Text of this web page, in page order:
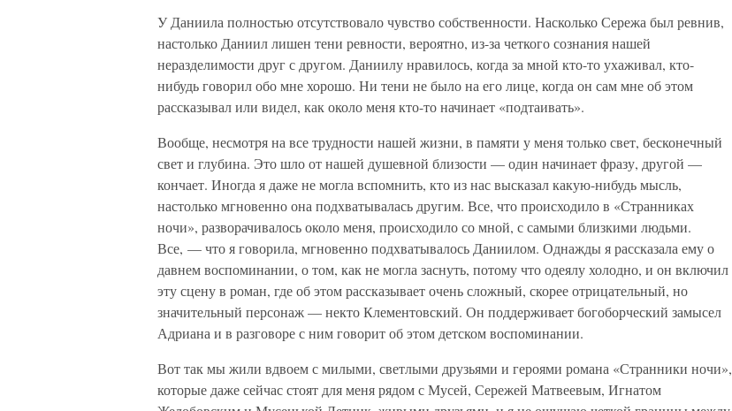
У Даниила полностью отсутствовало чувство собственности. Насколько Сережа был ревнив,
настолько Даниил лишен тени ревности, вероятно, из-за четкого сознания нашей
неразделимости друг с другом. Даниилу нравилось, когда за мной кто-то ухаживал, кто-
нибудь говорил обо мне хорошо. Ни тени не было на его лице, когда он сам мне об этом
рассказывал или видел, как около меня кто-то начинает «подтаивать».
Вообще, несмотря на все трудности нашей жизни, в памяти у меня только свет, бесконечный
свет и глубина. Это шло от нашей душевной близости — один начинает фразу, другой —
кончает. Иногда я даже не могла вспомнить, кто из нас высказал какую-нибудь мысль,
настолько мгновенно она подхватывалась другим. Все, что происходило в «Странниках
ночи», разворачивалось около меня, происходило со мной, с самыми близкими людьми.
Все, — что я говорила, мгновенно подхватывалось Даниилом. Однажды я рассказала ему о
давнем воспоминании, о том, как не могла заснуть, потому что одеялу холодно, и он включил
эту сцену в роман, где об этом рассказывает очень сложный, скорее отрицательный, но
значительный персонаж — некто Клементовский. Он поддерживает богоборческий замысел
Адриана и в разговоре с ним говорит об этом детском воспоминании.
Вот так мы жили вдвоем с милыми, светлыми друзьями и героями романа «Странники ночи»,
которые даже сейчас стоят для меня рядом с Мусей, Сережей Матвеевым, Игнатом